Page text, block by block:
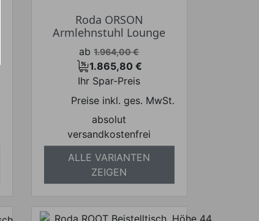
Roda ORSON
Armlehnstuhl Lounge
Verkaufspreis
ab 1.964,00 €
Preis
1.865,80 €
Ihr Spar-Preis
Preise inkl. ges. MwSt.
absolut
versandkostenfrei
ALLE VARIANTEN
ZEIGEN